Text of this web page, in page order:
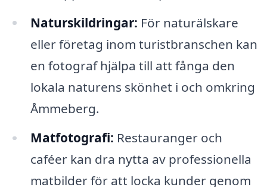
Naturskildringar: För naturälskare
eller företag inom turistbranschen kan
en fotograf hjälpa till att fånga den
lokala naturens skönhet i och omkring
Åmmeberg.
Matfotografi: Restauranger och
caféer kan dra nytta av professionella
matbilder för att locka kunder genom